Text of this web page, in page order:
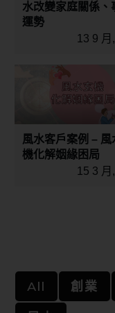
水改變家庭關係、
運勢
13 9 月
風水客戶案例 – 風
機化解姻緣困局
15 3 月
All 創業